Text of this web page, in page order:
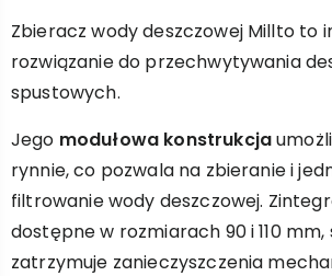
Zbieracz wody deszczowej Millto to
rozwiązanie do przechwytywania
spustowych.
Jego modułowa konstrukcja
rynnie, co pozwala na zbieranie i
filtrowanie wody deszczowej.
dostępne w rozmiarach 90 i 110
zatrzymuje zanieczyszczenia